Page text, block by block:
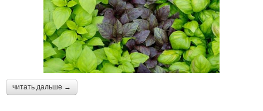
читать дальше →